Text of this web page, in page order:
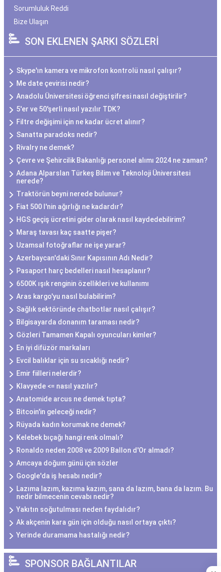
Sorumluluk Reddi
Bize Ulaşın
SON EKLENEN ŞARKI SÖZLERİ
Skype'ın kamera ve mikrofon kontrolü nasıl çalışır?
Me date çevirisi nedir?
Anadolu Üniversitesi öğrenci şifresi nasıl değiştirilir?
5'er ve 50'şerli nasıl yazılır TDK?
Filtre değişimi için ne kadar ücret alınır?
Sanatta paradoks nedir?
Rivalry ne demek?
Çevre ve Şehircilik Bakanlığı personel alımı 2024 ne zaman?
Adana Alparslan Türkeş Bilim ve Teknoloji Üniversitesi
nerede?
Traktörün beyni nerede bulunur?
Fiat 500 l'nin ağırlığı ne kadardır?
HGS geçiş ücretini gider olarak nasıl kaydedebilirim?
Maraş tavası kaç saatte pişer?
Uzamsal fotoğraflar ne işe yarar?
Azerbaycan'daki Sınır Kapısının Adı Nedir?
Pasaport harç bedelleri nasıl hesaplanır?
6500K ışık renginin özellikleri ve kullanımı
Aras kargo'yu nasıl bulabilirim?
Sağlık sektöründe chatbotlar nasıl çalışır?
Bilgisayarda donanım taraması nedir?
Gözleri Tamamen Kapalı oyuncuları kimler?
En iyi difüzör markaları
Evcil balıklar için su sıcaklığı nedir?
Emir fiilleri nelerdir?
Klavyede <= nasıl yazılır?
Anatomide arcus ne demek tıpta?
Bitcoin'in geleceği nedir?
Rüyada kadın korumak ne demek?
Kelebek bıçağı hangi renk olmalı?
Ronaldo neden 2008 ve 2009 Ballon d'Or almadı?
Amcaya doğum günü için sözler
Google'da iş hesabı nedir?
Lazıma lazım, kazıma kazım, sana da lazım, bana da lazım. Bu
nedir bilmecenin cevabı nedir?
Yakıtın soğutulması neden faydalıdır?
Ak akçenin kara gün için olduğu nasıl ortaya çıktı?
Yerinde duramama hastalığı nedir?
SPONSOR BAĞLANTILAR